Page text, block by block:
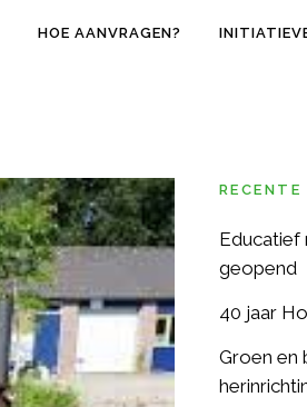
HOE AANVRAGEN?
Educatief
geopend
40 jaar
Groen en